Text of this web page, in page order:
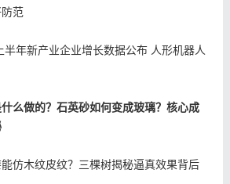
范
半年新产业企业增长数据公布 人形机器人
么做的？石英砂如何变成玻璃？核心成
仿木纹皮纹？三棵树揭秘逼真效果背后